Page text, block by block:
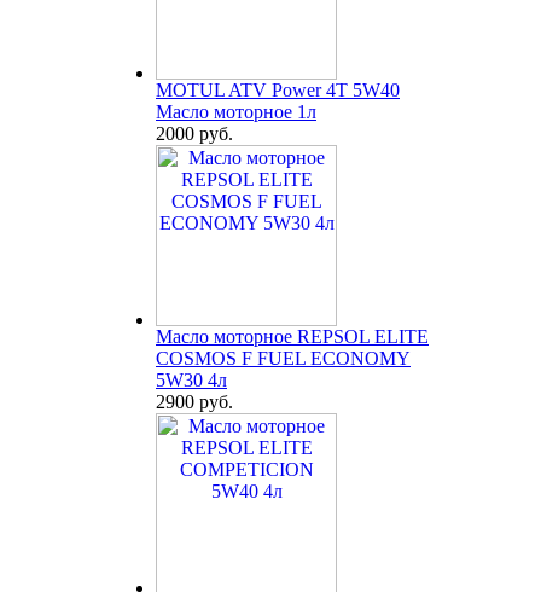
MOTUL ATV Power 4T 5W40
Масло моторное 1л
2000 руб.
Масло моторное REPSOL ELITE
COSMOS F FUEL ECONOMY
5W30 4л
2900 руб.